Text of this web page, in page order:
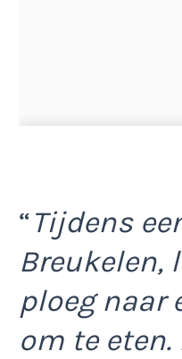
“Tijdens
Breukelen,
ploeg naar
om te eten.